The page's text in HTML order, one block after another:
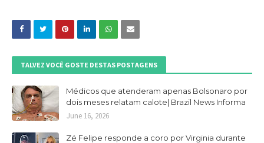
TALVEZ VOCÊ GOSTE DESTAS POSTAGENS
Médicos que atenderam apenas Bolsonaro por
dois meses relatam calote| Brazil News Informa
June 16, 2026
Zé Felipe responde a coro por Virginia durante